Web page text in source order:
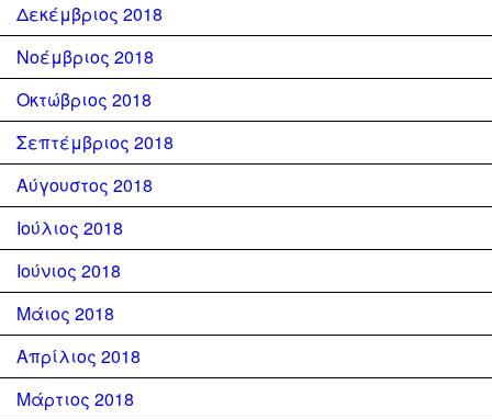
Δεκέμβριος 2018
Νοέμβριος 2018
Οκτώβριος 2018
Σεπτέμβριος 2018
Αύγουστος 2018
Ιούλιος 2018
Ιούνιος 2018
Μάιος 2018
Απρίλιος 2018
Μάρτιος 2018